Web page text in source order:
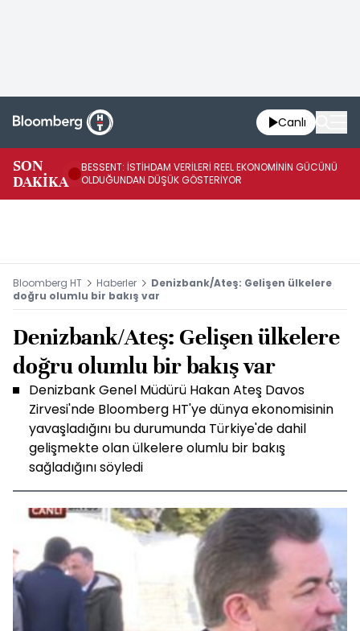
Canlı
SON
DAKİKA
BESSENT: İSTİHDAM VERİLERİ REEL EKONOMİNİN GÜCÜNÜ
OLDUĞUNDAN DÜŞÜK GÖSTERİYOR
Bloomberg HT Haberler
Denizbank/Ateş: Gelişen ülkelere
doğru olumlu bir bakış var
Denizbank/Ateş: Gelişen ülkelere
doğru olumlu bir bakış var
Denizbank Genel Müdürü Hakan Ateş Davos
Zirvesi'nde Bloomberg HT'ye dünya ekonomisinin
yavaşladığını bu durumunda Türkiye'de dahil
gelişmekte olan ülkelere olumlu bir bakış
sağladığını söyledi